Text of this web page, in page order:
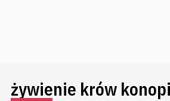
żywienie krów